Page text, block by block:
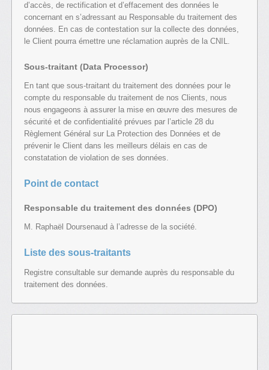
d’accès, de rectification et d’effacement des données le
concernant en s’adressant au Responsable du traitement des
données. En cas de contestation sur la collecte des données,
le Client pourra émettre une réclamation auprès de la CNIL.
Sous-traitant (Data Processor)
En tant que sous-traitant du traitement des données pour le
compte du responsable du traitement de nos Clients, nous
nous engageons à assurer la mise en œuvre des mesures de
sécurité et de confidentialité prévues par l’article 28 du
Règlement Général sur La Protection des Données et de
prévenir le Client dans les meilleurs délais en cas de
constatation de violation de ses données.
Point de contact
Responsable du traitement des données (DPO)
M. Raphaël Doursenaud à l’adresse de la société.
Liste des sous-traitants
Registre consultable sur demande auprès du responsable du
traitement des données.